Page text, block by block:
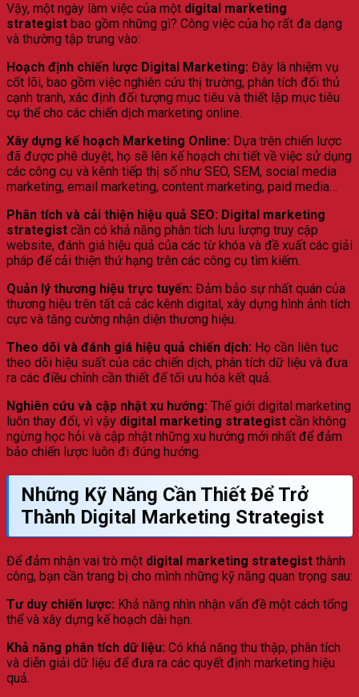
Vậy, một ngày làm việc của một digital marketing
strategist bao gồm những gì? Công việc của họ rất đa dạng
và thường tập trung vào:
Hoạch định chiến lược Digital Marketing: Đây là nhiệm vụ
cốt lõi, bao gồm việc nghiên cứu thị trường, phân tích đối thủ
cạnh tranh, xác định đối tượng mục tiêu và thiết lập mục tiêu
cụ thể cho các chiến dịch marketing online.
Xây dựng kế hoạch Marketing Online: Dựa trên chiến lược
đã được phê duyệt, họ sẽ lên kế hoạch chi tiết về việc sử dụng
các công cụ và kênh tiếp thị số như SEO, SEM, social media
marketing, email marketing, content marketing, paid media…
Phân tích và cải thiện hiệu quả SEO: Digital marketing
strategist cần có khả năng phân tích lưu lượng truy cập
website, đánh giá hiệu quả của các từ khóa và đề xuất các giải
pháp để cải thiện thứ hạng trên các công cụ tìm kiếm.
Quản lý thương hiệu trực tuyến: Đảm bảo sự nhất quán của
thương hiệu trên tất cả các kênh digital, xây dựng hình ảnh tích
cực và tăng cường nhận diện thương hiệu.
Theo dõi và đánh giá hiệu quả chiến dịch: Họ cần liên tục
theo dõi hiệu suất của các chiến dịch, phân tích dữ liệu và đưa
ra các điều chỉnh cần thiết để tối ưu hóa kết quả.
Nghiên cứu và cập nhật xu hướng: Thế giới digital marketing
luôn thay đổi, vì vậy digital marketing strategist cần không
ngừng học hỏi và cập nhật những xu hướng mới nhất để đảm
bảo chiến lược luôn đi đúng hướng.
Những Kỹ Năng Cần Thiết Để Trở
Thành Digital Marketing Strategist
Để đảm nhận vai trò một digital marketing strategist thành
công, bạn cần trang bị cho mình những kỹ năng quan trọng sau:
Tư duy chiến lược: Khả năng nhìn nhận vấn đề một cách tổng
thể và xây dựng kế hoạch dài hạn.
Khả năng phân tích dữ liệu: Có khả năng thu thập, phân tích
và diễn giải dữ liệu để đưa ra các quyết định marketing hiệu
quả.